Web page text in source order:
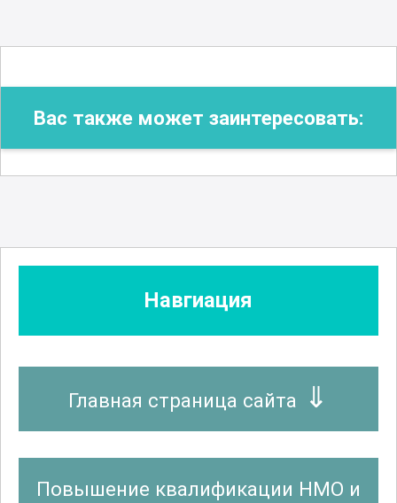
Вас также может заинтересовать:
Навгиация
Главная страница сайта
Повышение квалификации НМО и